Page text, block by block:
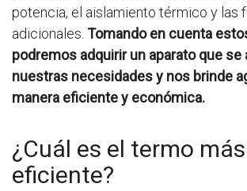
potencia, el aislamiento térmico y las
adicionales. Tomando en cuenta
podremos adquirir un aparato que se
nuestras necesidades y nos brinde
manera eficiente y económica.
¿Cuál es el termo más
eficiente?